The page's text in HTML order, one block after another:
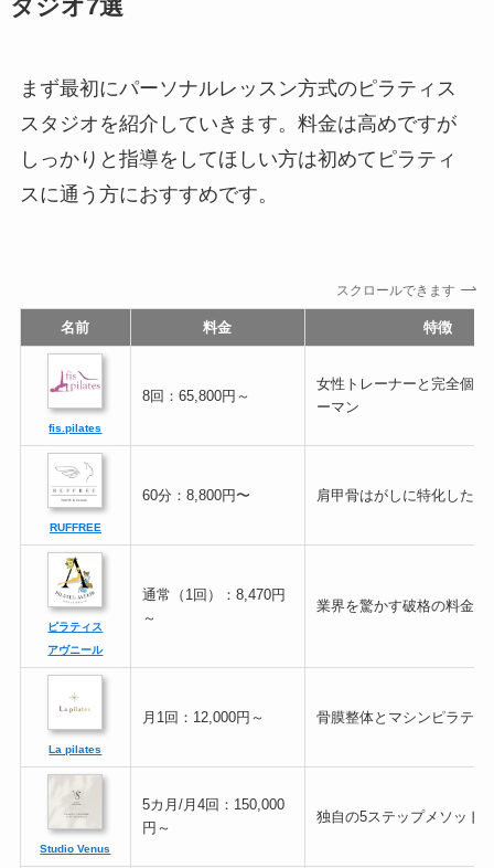
タジオ7選
まず最初にパーソナルレッスン方式のピラティス
スタジオを紹介していきます。料金は高めですが
しっかりと指導をしてほしい方は初めてピラティ
スに通う方におすすめです。
スクロールできます
名前 料金 特徴
fis.pilates
8回：65,800円～
女性トレーナーと完全個室
ーマン
RUFFREE
60分：8,800円〜 肩甲骨はがしに特化した整
ピラティス
アヴニール
通常（1回）：8,470円
～
業界を驚かす破格の料金設
La pilates
月1回：12,000円～ 骨膜整体とマシンピラティ
Studio Venus
5カ月/月4回：150,000
円～
独自の5ステップメソッド